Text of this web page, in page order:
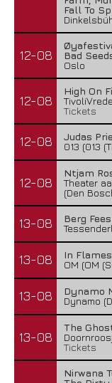
Fall To
12-08
Bad
Oslo
12-08
High On
Tickets
12-08
Judas
013 (013
12-08
Ntjam
Theater
(Den
13-08
Berg
13-08
In
OM (OM
13-08
Dynamo
Dynamo
13-08
The
Tickets
Nirwana